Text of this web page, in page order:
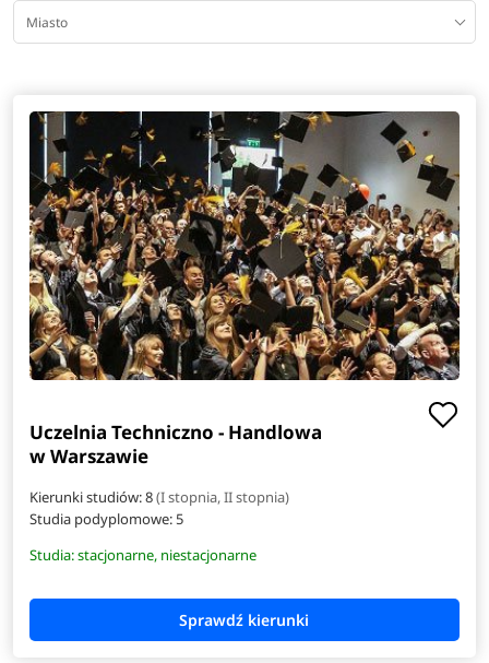
Miasto
Uczelnia Techniczno - Handlowa
w Warszawie
Kierunki studiów: 8(I stopnia, II stopnia)
Studia podyplomowe:5
Studia: stacjonarne, niestacjonarne